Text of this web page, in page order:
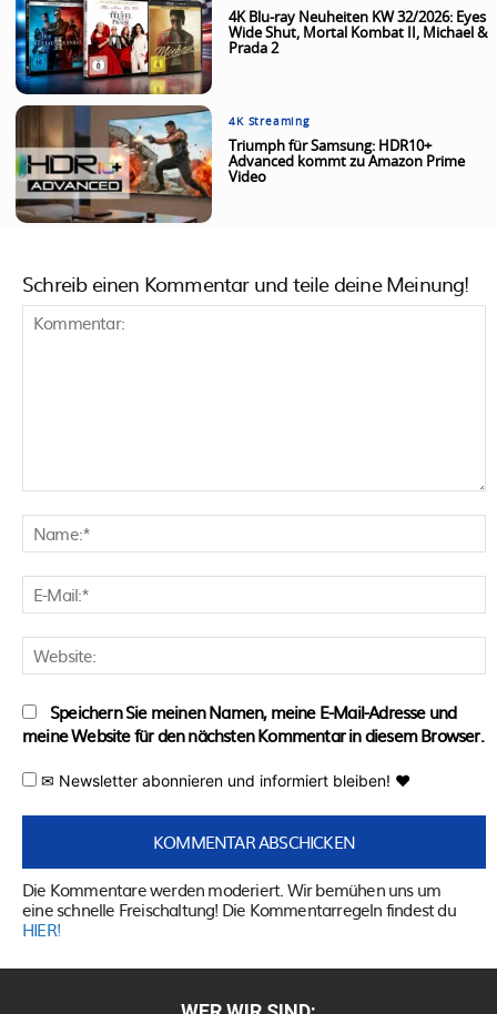
4K Blu-ray Neuheiten KW 32/2026: Eyes
Wide Shut, Mortal Kombat II, Michael &
Prada 2
4K Streaming
Triumph für Samsung: HDR10+
Advanced kommt zu Amazon Prime
Video
Schreib einen Kommentar und teile deine Meinung!
Speichern Sie meinen Namen, meine E-Mail-Adresse und
meine Website für den nächsten Kommentar in diesem Browser.
✉ Newsletter abonnieren und informiert bleiben! ♥
Die Kommentare werden moderiert. Wir bemühen uns um
eine schnelle Freischaltung! Die Kommentarregeln findest du
HIER!